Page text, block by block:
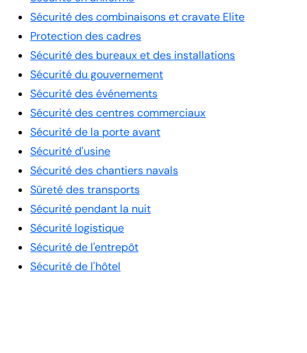
Sécurité des combinaisons et cravate Elite
Protection des cadres
Sécurité des bureaux et des installations
Sécurité du gouvernement
Sécurité des événements
Sécurité des centres commerciaux
Sécurité de la porte avant
Sécurité d'usine
Sécurité des chantiers navals
Sûreté des transports
Sécurité pendant la nuit
Sécurité logistique
Sécurité de l'entrepôt
Sécurité de l'hôtel